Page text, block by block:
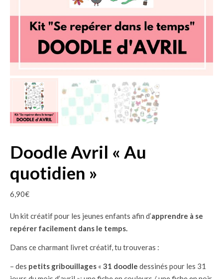
Doodle Avril « Au
quotidien »
6,90€
Un kit créatif pour les jeunes enfants afin d’apprendre à se
repérer facilement dans le temps.
Dans ce charmant livret créatif, tu trouveras :
– des petits gribouillages « 31 doodle dessinés pour les 31